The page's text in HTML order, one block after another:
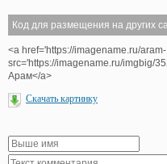
Код для размещения на других
<a href='https://imagename.ru/
src='https://imagename.ru/imgbig/
Арам</a>
Скачать картинку